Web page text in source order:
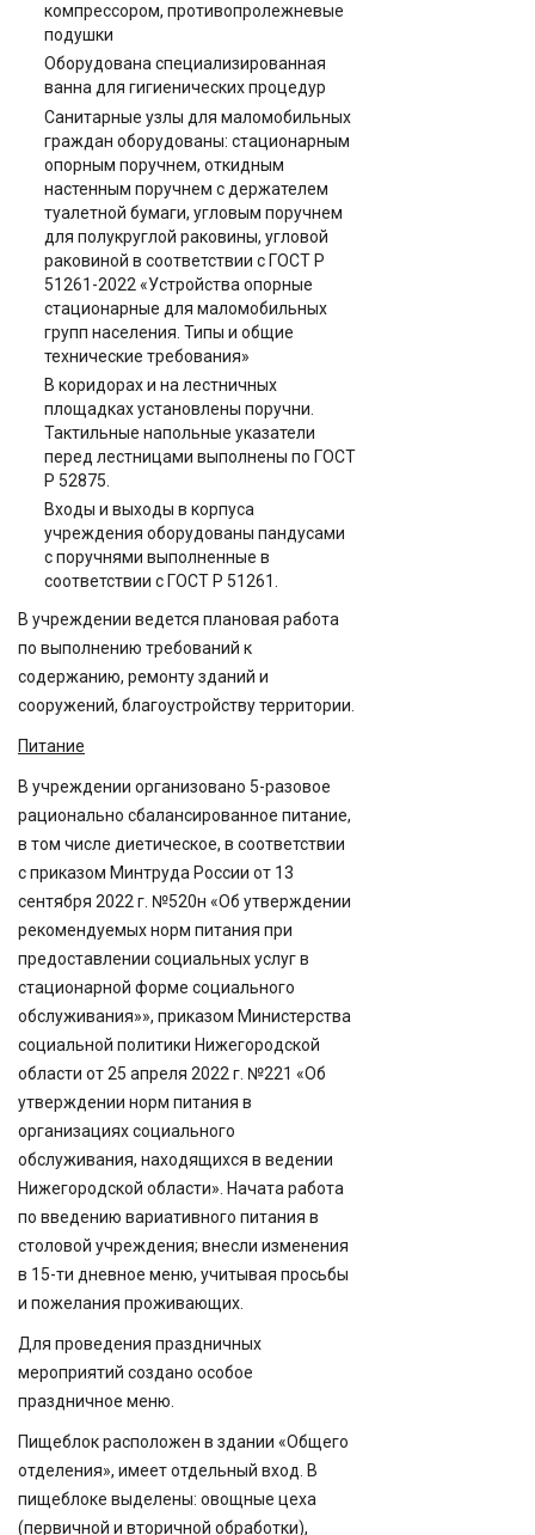
компрессором, противопролежневые
подушки
Оборудована специализированная
ванна для гигиенических процедур
Санитарные узлы для маломобильных
граждан оборудованы: стационарным
опорным поручнем, откидным
настенным поручнем с держателем
туалетной бумаги, угловым поручнем
для полукруглой раковины, угловой
раковиной в соответствии с ГОСТ Р
51261-2022 «Устройства опорные
стационарные для маломобильных
групп населения. Типы и общие
технические требования»
В коридорах и на лестничных
площадках установлены поручни.
Тактильные напольные указатели
перед лестницами выполнены по ГОСТ
Р 52875.
Входы и выходы в корпуса
учреждения оборудованы пандусами
с поручнями выполненные в
соответствии с ГОСТ Р 51261.
В учреждении ведется плановая работа
по выполнению требований к
содержанию, ремонту зданий и
сооружений, благоустройству территории.
Питание
В учреждении организовано 5-разовое
рационально сбалансированное питание,
в том числе диетическое, в соответствии
с приказом Минтруда России от 13
сентября 2022 г. №520н «Об утверждении
рекомендуемых норм питания при
предоставлении социальных услуг в
стационарной форме социального
обслуживания»», приказом Министерства
социальной политики Нижегородской
области от 25 апреля 2022 г. №221 «Об
утверждении норм питания в
организациях социального
обслуживания, находящихся в ведении
Нижегородской области». Начата работа
по введению вариативного питания в
столовой учреждения; внесли изменения
в 15-ти дневное меню, учитывая просьбы
и пожелания проживающих.
Для проведения праздничных
мероприятий создано особое
праздничное меню.
Пищеблок расположен в здании «Общего
отделения», имеет отдельный вход. В
пищеблоке выделены: овощные цеха
(первичной и вторичной обработки),